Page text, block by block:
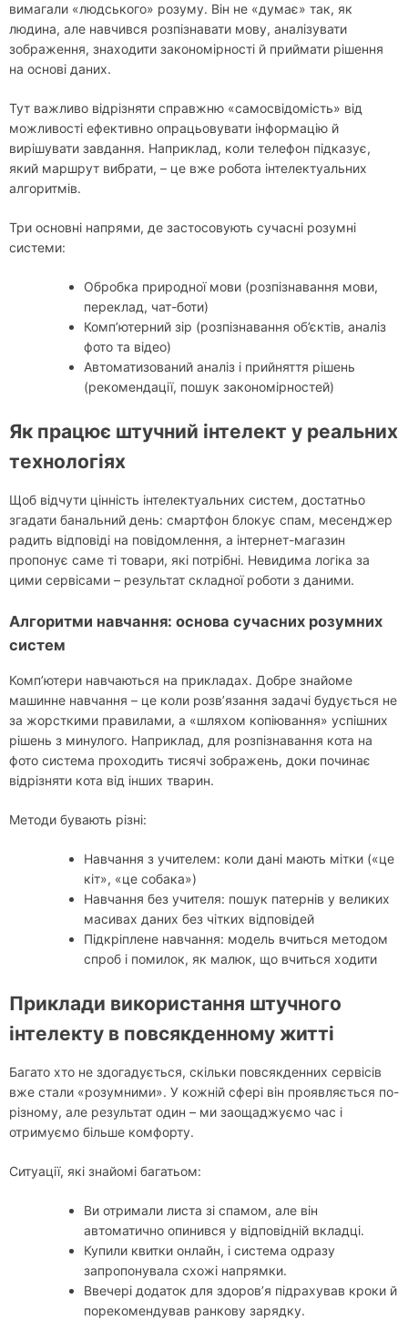
вимагали «людського» розуму. Він не «думає» так, як
людина, але навчився розпізнавати мову, аналізувати
зображення, знаходити закономірності й приймати рішення
на основі даних.
Тут важливо відрізняти справжню «самосвідомість» від
можливості ефективно опрацьовувати інформацію й
вирішувати завдання. Наприклад, коли телефон підказує,
який маршрут вибрати, – це вже робота інтелектуальних
алгоритмів.
Три основні напрями, де застосовують сучасні розумні
системи:
Обробка природної мови (розпізнавання мови,
переклад, чат-боти)
Комп’ютерний зір (розпізнавання об’єктів, аналіз
фото та відео)
Автоматизований аналіз і прийняття рішень
(рекомендації, пошук закономірностей)
Як працює штучний інтелект у реальних
технологіях
Щоб відчути цінність інтелектуальних систем, достатньо
згадати банальний день: смартфон блокує спам, месенджер
радить відповіді на повідомлення, а інтернет-магазин
пропонує саме ті товари, які потрібні. Невидима логіка за
цими сервісами – результат складної роботи з даними.
Алгоритми навчання: основа сучасних розумних
систем
Комп’ютери навчаються на прикладах. Добре знайоме
машинне навчання – це коли розв’язання задачі будується не
за жорсткими правилами, а «шляхом копіювання» успішних
рішень з минулого. Наприклад, для розпізнавання кота на
фото система проходить тисячі зображень, доки починає
відрізняти кота від інших тварин.
Методи бувають різні:
Навчання з учителем: коли дані мають мітки («це
кіт», «це собака»)
Навчання без учителя: пошук патернів у великих
масивах даних без чітких відповідей
Підкріплене навчання: модель вчиться методом
спроб і помилок, як малюк, що вчиться ходити
Приклади використання штучного
інтелекту в повсякденному житті
Багато хто не здогадується, скільки повсякденних сервісів
вже стали «розумними». У кожній сфері він проявляється по-
різному, але результат один – ми заощаджуємо час і
отримуємо більше комфорту.
Ситуації, які знайомі багатьом:
Ви отримали листа зі спамом, але він
автоматично опинився у відповідній вкладці.
Купили квитки онлайн, і система одразу
запропонувала схожі напрямки.
Ввечері додаток для здоров’я підрахував кроки й
порекомендував ранкову зарядку.